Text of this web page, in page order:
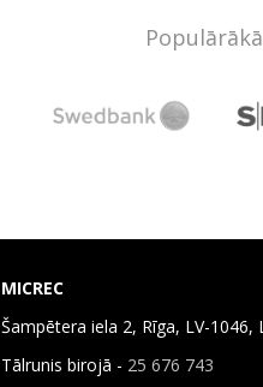
MICREC
Šampētera iela 2, Rīga, LV-1046,
Tālrunis birojā - 25 676 743